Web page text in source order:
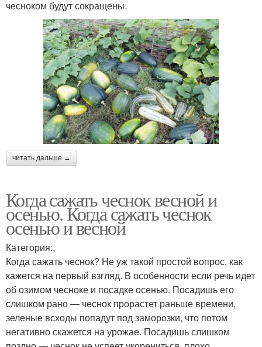
чесноком будут сокращены.
читать дальше →
Когда сажать чеснок весной и
осенью. Когда сажать чеснок
осенью и весной
Категория:,
Когда сажать чеснок? Не уж такой простой вопрос, как
кажется на первый взгляд. В особенности если речь идет
об озимом чесноке и посадке осенью. Посадишь его
слишком рано — чеснок прорастет раньше времени,
зеленые всходы попадут под заморозки, что потом
негативно скажется на урожае. Посадишь слишком